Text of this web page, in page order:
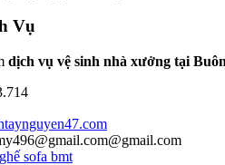
Vụ
dịch vụ vệ sinh nhà xưởng tại
sofa bmt